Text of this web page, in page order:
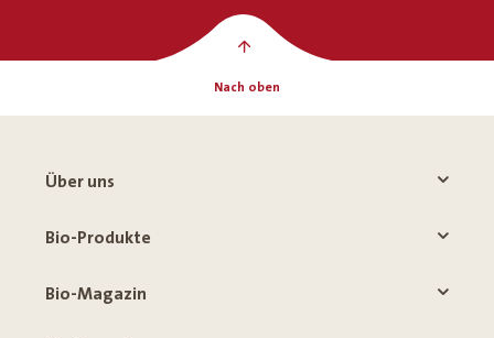
Nach oben
Über uns
Bio-Produkte
Bio-Magazin